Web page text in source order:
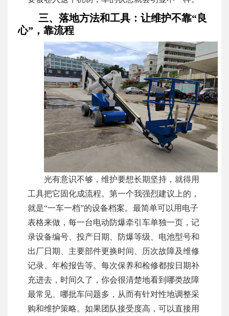
三、落地方法和工具：让维护不靠“良
心”，靠流程
光有意识不够，维护要想长期坚持，就得用
工具把它固化成流程。第一个我强烈建议上的，
就是“一车一档”的设备档案。最简单可以用电子
表格来做，每一台电动防爆牵引车单独一页，记
录设备编号、投产日期、防爆等级、电池型号和
出厂日期、主要部件更换时间、历次故障及维修
记录、年检报告等。每次保养和检修都按日期补
充进去，时间久了，你会很清楚地看到哪类故障
最常见、哪批车问题多，从而有针对性地调整采
购和维护策略。如果团队接受度高，可以直接用